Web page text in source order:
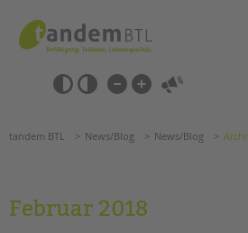
springen
Barrierefrei-
Einstellungen
überspringen
überspringen
tandem BTL News/Blog News/Blog
Februar 2018